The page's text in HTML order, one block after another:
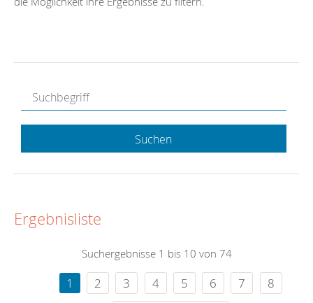
Suchen
Ergebnisliste
Suchergebnisse 1 bis 10 von 74
1 2 3 4 5 6 7
8